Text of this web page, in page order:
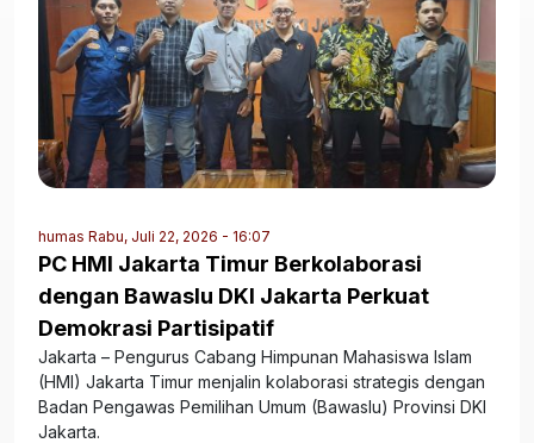
humas Rabu, Juli 22, 2026 - 16:07
PC HMI Jakarta Timur Berkolaborasi
dengan Bawaslu DKI Jakarta Perkuat
Demokrasi Partisipatif
Jakarta – Pengurus Cabang Himpunan Mahasiswa Islam
(HMI) Jakarta Timur menjalin kolaborasi strategis dengan
Badan Pengawas Pemilihan Umum (Bawaslu) Provinsi DKI
Jakarta.